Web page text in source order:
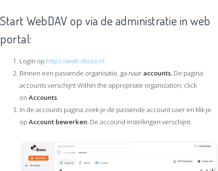
Start WebDAV op via de administratie in web
portal:
Login op https://web.vboxx.nl
Binnen een passende organisatie, ga naar accounts. De pagina
accounts verschijnt Within the appropriate organization, click
on Accounts
In de accounts pagina zoek je de passende account user en klik je
op Account bewerken. De accound instellingen verschijnt.